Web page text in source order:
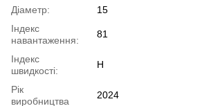
Діаметр:
15
Індекс
навантаження:
81
Індекс
швидкості:
H
Рік
виробництва
2024